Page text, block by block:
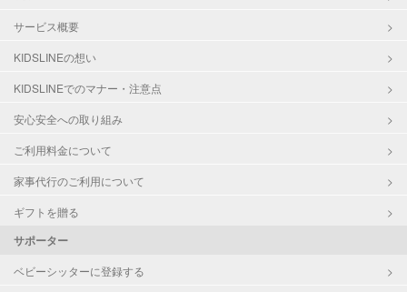
サービス概要
KIDSLINEの想い
KIDSLINEでのマナー・注意点
安心安全への取り組み
ご利用料金について
家事代行のご利用について
ギフトを贈る
サポーター
ベビーシッターに登録する